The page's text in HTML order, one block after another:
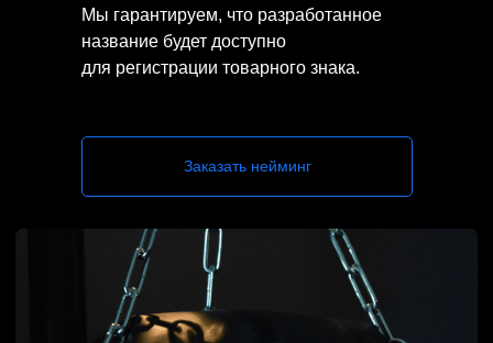
Мы гарантируем, что разработанное
название будет доступно
для регистрации товарного знака.
Заказать нейминг